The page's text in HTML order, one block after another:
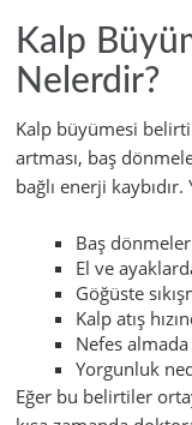
Kalp
Nelerdir?
Kalp büyümesi
artması, baş
bağlı enerji
Baş
El ve
Göğüste
Kalp atış
Nefes
Yorgunluk
Eğer bu belirtiler